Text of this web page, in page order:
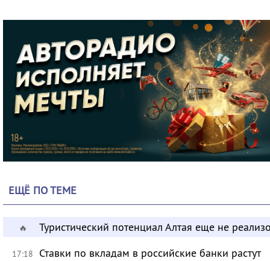
ЕЩЁ ПО ТЕМЕ
🔥 Туристический потенциал Алтая еще не
17:18 Ставки по вкладам в российские банки растут